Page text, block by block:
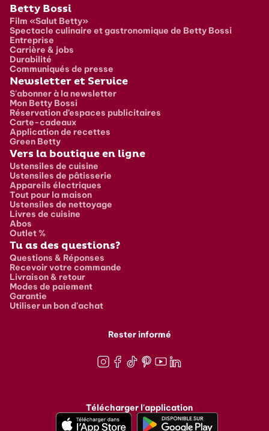
Pied de page
Betty Bossi
Film «Salut Betty»
Spectacle culinaire et gastronomique de Betty Bossi
Entreprise
Carrière & jobs
Durabilité
Communiqués de presse
Newsletter et Service
S'abonner à la newsletter
Mon Betty Bossi
Réservation d’espaces publicitaires
Carte-cadeaux
Application de recettes
Green Betty
Vers la boutique en ligne
Ustensiles de cuisine
Ustensiles de pâtisserie
Appareils électriques
Tout pour la maison
Ustensiles de nettoyage
Livres de cuisine
Abos
Outlet %
Tu as des questions?
Questions & Réponses
Recevoir votre commande
Livraison & retour
Modes de paiement
Garantie
Utiliser un bon d'achat
Rester informé
Télécharger l'application